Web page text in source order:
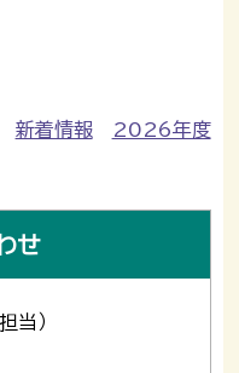
新着情報 2026年度
せ
当）